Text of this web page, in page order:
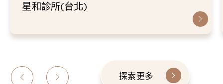
星和診所(台北)
探索更多